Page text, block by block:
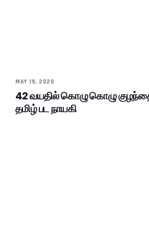
MAY 19, 2020
42 வயதில் கொழு கொழு
தமிழ் பட நாயகி